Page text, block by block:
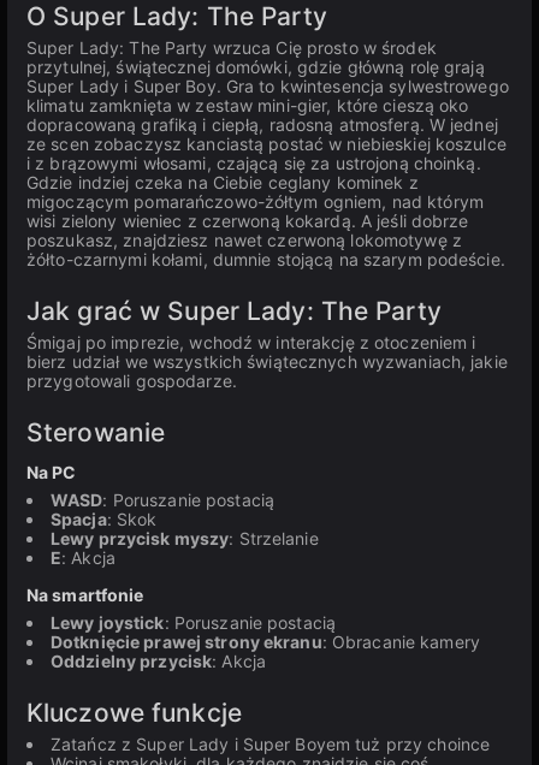
O Super Lady: The Party
Super Lady: The Party wrzuca Cię prosto w środek
przytulnej, świątecznej domówki, gdzie główną rolę grają
Super Lady i Super Boy. Gra to kwintesencja sylwestrowego
klimatu zamknięta w zestaw mini-gier, które cieszą oko
dopracowaną grafiką i ciepłą, radosną atmosferą. W jednej
ze scen zobaczysz kanciastą postać w niebieskiej koszulce
i z brązowymi włosami, czającą się za ustrojoną choinką.
Gdzie indziej czeka na Ciebie ceglany kominek z
migoczącym pomarańczowo-żółtym ogniem, nad którym
wisi zielony wieniec z czerwoną kokardą. A jeśli dobrze
poszukasz, znajdziesz nawet czerwoną lokomotywę z
żółto-czarnymi kołami, dumnie stojącą na szarym podeście.
Jak grać w Super Lady: The Party
Śmigaj po imprezie, wchodź w interakcję z otoczeniem i
bierz udział we wszystkich świątecznych wyzwaniach, jakie
przygotowali gospodarze.
Sterowanie
Na PC
WASD: Poruszanie postacią
Spacja: Skok
Lewy przycisk myszy: Strzelanie
E: Akcja
Na smartfonie
Lewy joystick: Poruszanie postacią
Dotknięcie prawej strony ekranu: Obracanie kamery
Oddzielny przycisk: Akcja
Kluczowe funkcje
Zatańcz z Super Lady i Super Boyem tuż przy choince